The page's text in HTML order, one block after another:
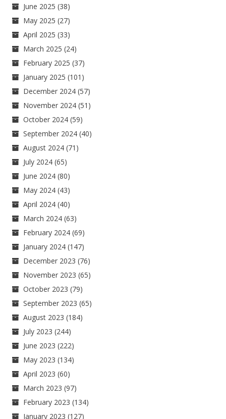
June 2025 (38)
May 2025 (27)
April 2025 (33)
March 2025 (24)
February 2025 (37)
January 2025 (101)
December 2024 (57)
November 2024 (51)
October 2024 (59)
September 2024 (40)
August 2024 (71)
July 2024 (65)
June 2024 (80)
May 2024 (43)
April 2024 (40)
March 2024 (63)
February 2024 (69)
January 2024 (147)
December 2023 (76)
November 2023 (65)
October 2023 (79)
September 2023 (65)
August 2023 (184)
July 2023 (244)
June 2023 (222)
May 2023 (134)
April 2023 (60)
March 2023 (97)
February 2023 (134)
January 2023 (127)